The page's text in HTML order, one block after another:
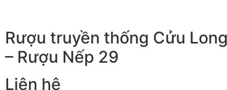
Rượu truyền thống Cửu
– Rượu Nếp 29
Liên hệ